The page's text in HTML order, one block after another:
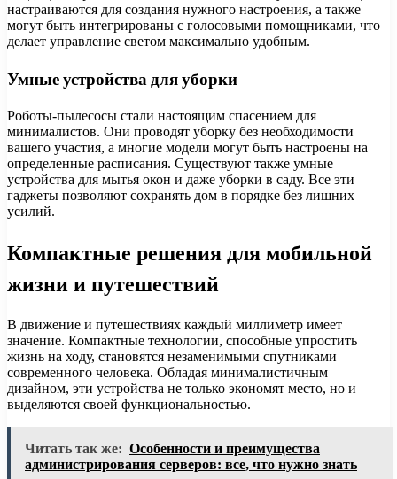
настраиваются для создания нужного настроения, а также
могут быть интегрированы с голосовыми помощниками, что
делает управление светом максимально удобным.
Умные устройства для уборки
Роботы-пылесосы стали настоящим спасением для
минималистов. Они проводят уборку без необходимости
вашего участия, а многие модели могут быть настроены на
определенные расписания. Существуют также умные
устройства для мытья окон и даже уборки в саду. Все эти
гаджеты позволяют сохранять дом в порядке без лишних
усилий.
Компактные решения для мобильной
жизни и путешествий
В движение и путешествиях каждый миллиметр имеет
значение. Компактные технологии, способные упростить
жизнь на ходу, становятся незаменимыми спутниками
современного человека. Обладая минималистичным
дизайном, эти устройства не только экономят место, но и
выделяются своей функциональностью.
Читать так же: Особенности и преимущества
администрирования серверов: все, что нужно знать